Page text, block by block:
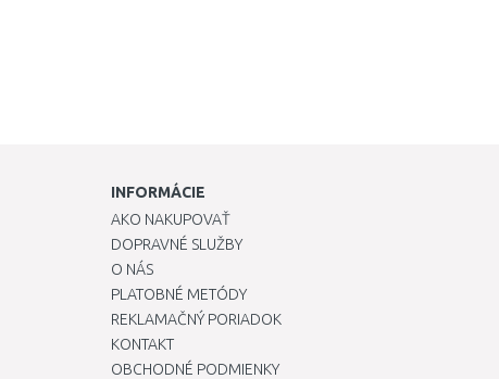
INFORMÁCIE
AKO NAKUPOVAŤ
DOPRAVNÉ SLUŽBY
O NÁS
PLATOBNÉ METÓDY
REKLAMAČNÝ PORIADOK
KONTAKT
OBCHODNÉ PODMIENKY